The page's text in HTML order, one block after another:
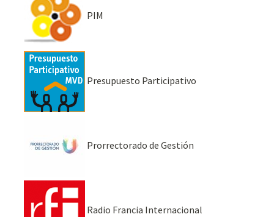
PIM
Presupuesto Participativo
Prorrectorado de Gestión
Radio Francia Internacional